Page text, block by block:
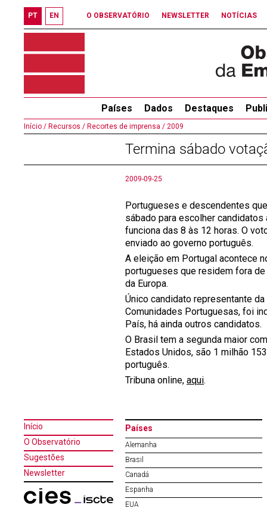
PT EN O OBSERVATÓRIO NEWSLETTER NOTÍCIAS
Países Dados Destaques
Início / Recursos / Recortes de imprensa / 2009
Termina sábado
2009-09-25
Portugueses e descendentes
sábado para escolher
funciona das 8 às 12 horas. O
enviado ao governo português.
A eleição em Portugal acontece
portugueses que residem fora
da Europa.
Único candidato representante
Comunidades Portuguesas, foi
País, há ainda outros candidatos.
O Brasil tem a segunda maior
Estados Unidos, são 1 milhão
português.
Tribuna online, aqui.
Início
O Observatório
Sugestões
Newsletter
Países
Alemanha
Brasil
Canadá
Espanha
EUA